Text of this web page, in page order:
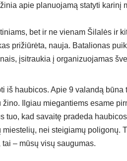
apie planuojamą statyti karinį
bet ir ne vienam Šilalės ir
prižiūrėta, nauja. Batalionas
įsitraukia į organizuojamas
iš haubicos. Apie 9 valandą būna
Ilgiau miegantiems esame
tuo, kad savaitę pradeda
nei steigiamų poligonų.
– mūsų visų saugumas.